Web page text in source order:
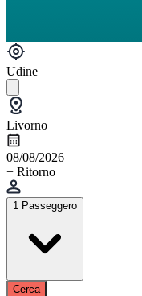
Udine
Livorno
08/08/2026
+ Ritorno
1 Passeggero
Cerca